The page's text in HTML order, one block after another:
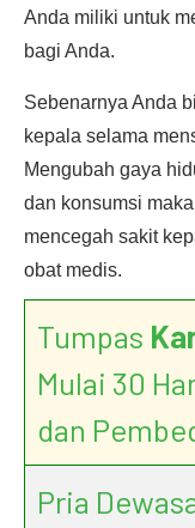
Anda miliki untuk
bagi Anda.
Sebenarnya Anda
kepala selama
Mengubah gaya
dan konsumsi
mencegah sakit
obat medis.
Tumpas
Mulai 30
dan
Pria